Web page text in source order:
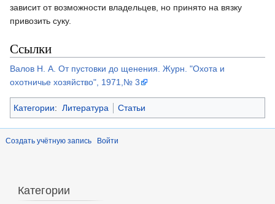
зависит от возможности владельцев, но принято на вязку
привозить суку.
Ссылки
Валов Н. А. От пустовки до щенения. Журн. "Охота и
охотничье хозяйство", 1971,№ 3
Категории: Литература Статьи
Создать учётную запись Войти
Категории